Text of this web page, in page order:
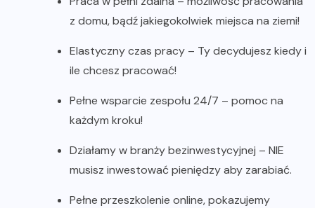
z domu, bądź jakiegokolwiek miejsca na ziemi!
Elastyczny czas pracy – Ty decydujesz kiedy i
ile chcesz pracować!
Pełne wsparcie zespołu 24/7 – pomoc na
każdym kroku!
Działamy w branży bezinwestycyjnej – NIE
musisz inwestować pieniędzy aby zarabiać.
Pełne przeszkolenie online, pokazujemy